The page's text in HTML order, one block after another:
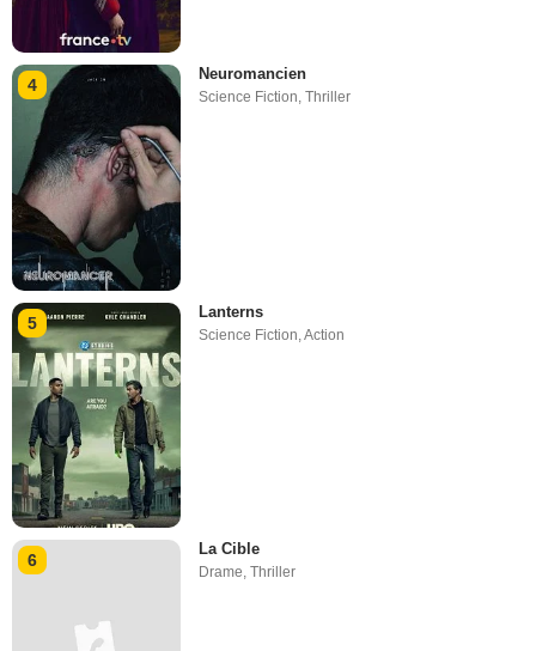
4
Neuromancien
Science Fiction,Thriller
5
Lanterns
Science Fiction ,Action
6
La Cible
Drame,Thriller